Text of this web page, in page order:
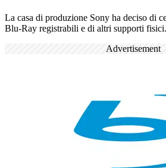
La casa di produzione Sony ha deciso di
Blu-Ray registrabili e di altri supporti
Advertisement